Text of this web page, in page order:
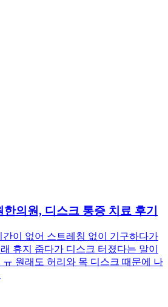
의원, 디스크 통증 치료 후기
이 없어 스트레칭 없이 기구하다가
휴지 줍다가 디스크 터졌다는 말이
원래도 허리와 목 디스크 때문에 나